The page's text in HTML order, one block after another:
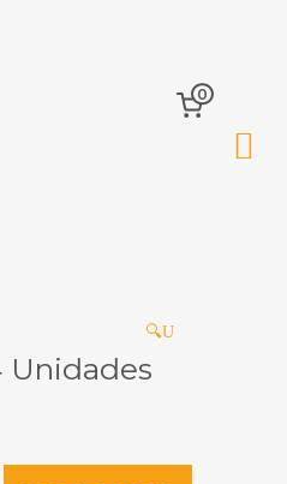
0
🔍
Unidades